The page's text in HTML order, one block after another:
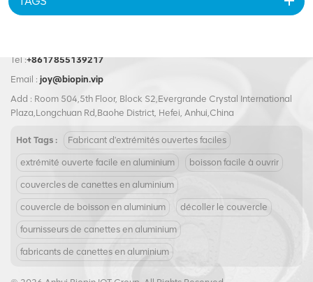
Tel :+8617855139217
Email : joy@biopin.vip
Add : Room 504,5th Floor, Block S2,Evergrande Crystal International
Plaza,Longchuan Rd,Baohe District, Hefei, Anhui,China
Hot Tags : Fabricant d'extrémités ouvertes faciles
extrémité ouverte facile en aluminium boisson facile à ouvrir
couvercles de canettes en aluminium
couvercle de boisson en aluminium décoller le couvercle
fournisseurs de canettes en aluminium
fabricants de canettes en aluminium